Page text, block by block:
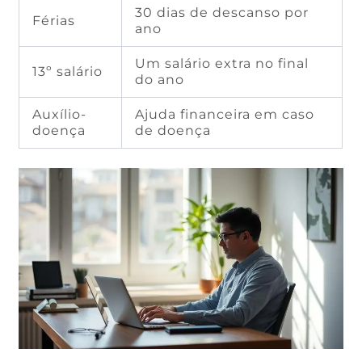
Férias
30 dias de descanso por
ano
13º salário
Um salário extra no final
do ano
Auxílio-
doença
Ajuda financeira em caso
de doença